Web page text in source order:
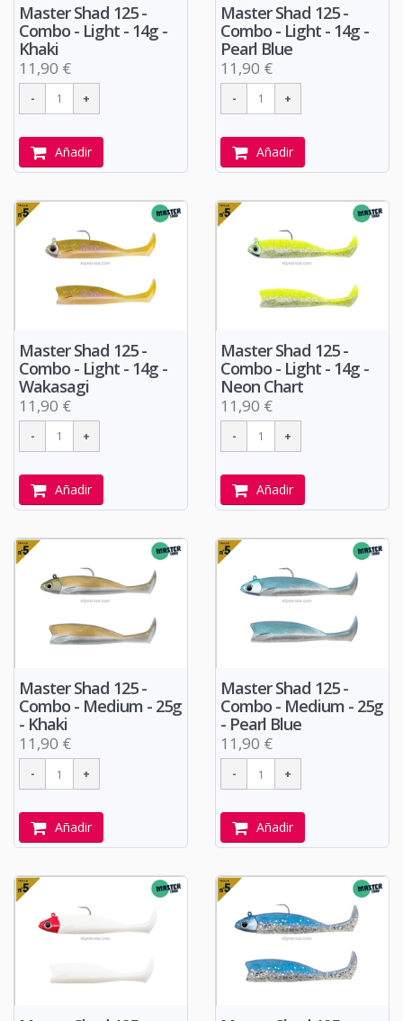
Master Shad 125 -
Combo - Light - 14g -
Khaki
11,90 €
Añadir
Master Shad 125 -
Combo - Light - 14g -
Pearl Blue
11,90 €
Añadir
Master Shad 125 -
Combo - Light - 14g -
Wakasagi
11,90 €
Añadir
Master Shad 125 -
Combo - Light - 14g -
Neon Chart
11,90 €
Añadir
Master Shad 125 -
Combo - Medium - 25g
- Khaki
11,90 €
Añadir
Master Shad 125 -
Combo - Medium - 25g
- Pearl Blue
11,90 €
Añadir